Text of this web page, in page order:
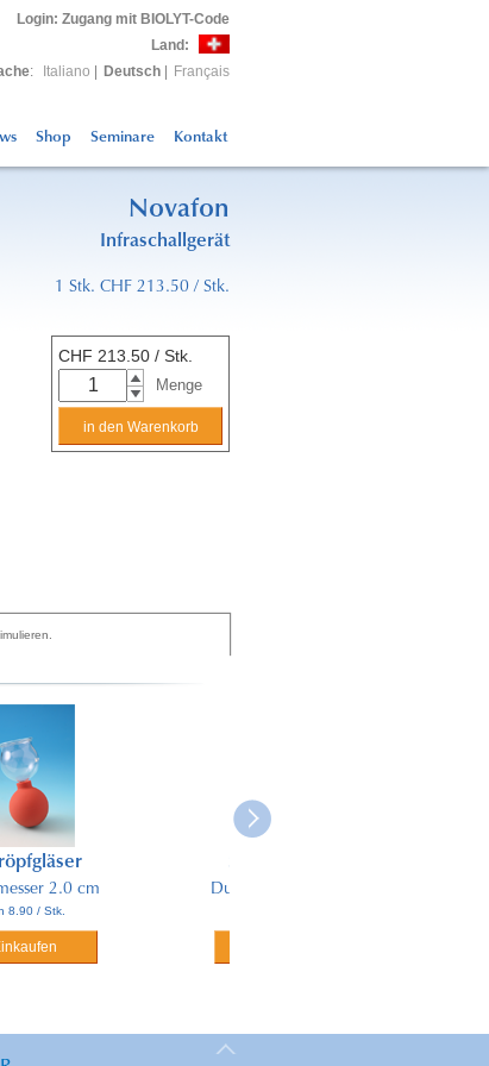
Login: Zugang mit BIOLYT-Code
Land:
: Italiano Deutsch Français
Shop Seminare Kontakt
Novafon
Infraschallgerät
1 Stk. CHF 213.50 / Stk.
CHF 213.50 / Stk.
Menge
Durchmesser 3.0 cm